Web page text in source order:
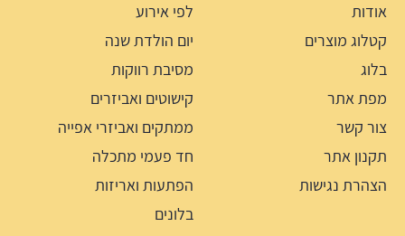
אודות
קטלוג מוצרים
בלוג
מפת אתר
צור קשר
תקנון אתר
הצהרת נגישות
לפי אירוע
יום הולדת שנה
מסיבת רווקות
קישוטים ואביזרים
ממתקים ואביזרי אפייה
חד פעמי מתכלה
הפתעות ואריזות
בלונים